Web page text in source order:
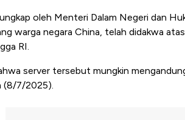
oleh Menteri Dalam Negeri dan
warga negara China, telah didakwa
RI.
server tersebut mungkin
(8/7/2025).